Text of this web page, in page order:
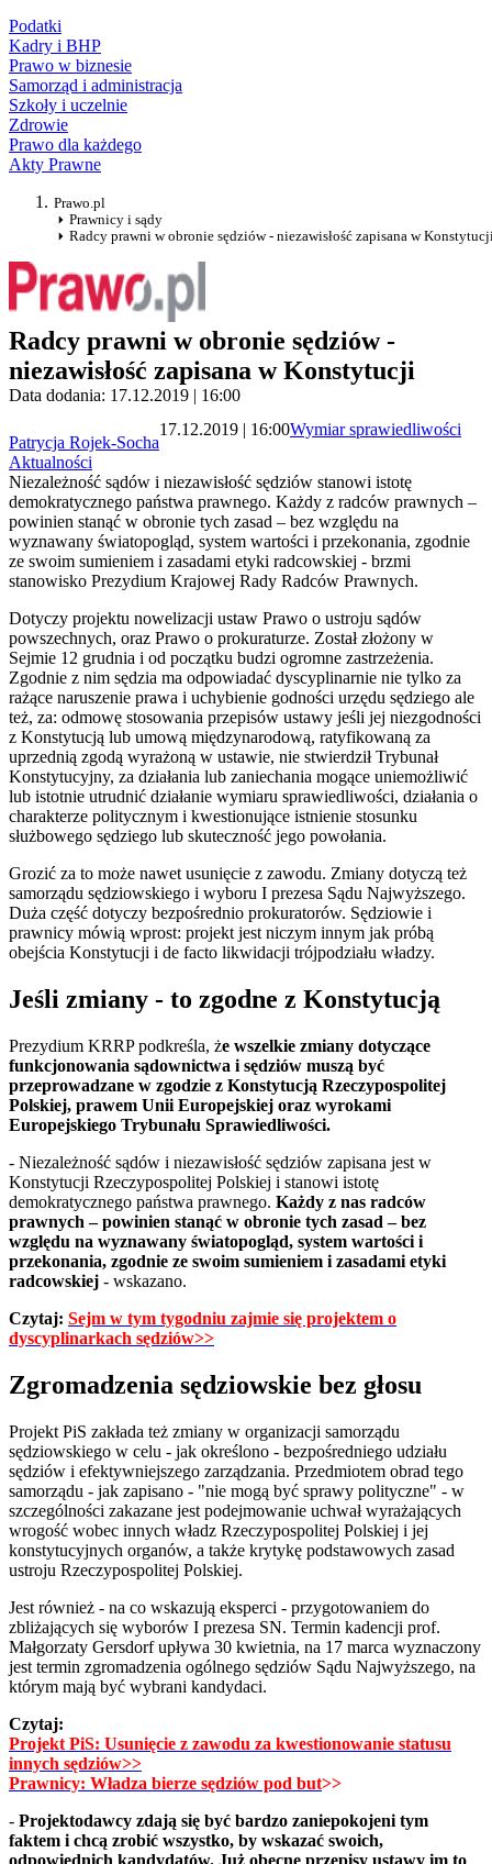
Podatki
Kadry i BHP
Prawo w biznesie
Samorząd i administracja
Szkoły i uczelnie
Zdrowie
Prawo dla każdego
Akty Prawne
Prawo.pl
Prawnicy i sądy
Radcy prawni w obronie sędziów - niezawisłość zapisana w
Radcy prawni w obronie sędziów -
niezawisłość zapisana w Konstytucji
Data dodania: 17.12.2019 | 16:00
Patrycja Rojek-Socha
17.12.2019 | 16:00Wymiar sprawiedliwości
Aktualności
Niezależność sądów i niezawisłość sędziów stanowi istotę
demokratycznego państwa prawnego. Każdy z radców prawnych –
powinien stanąć w obronie tych zasad – bez względu na
wyznawany światopogląd, system wartości i przekonania, zgodnie
ze swoim sumieniem i zasadami etyki radcowskiej - brzmi
stanowisko Prezydium Krajowej Rady Radców Prawnych.
Dotyczy projektu nowelizacji ustaw Prawo o ustroju sądów
powszechnych, oraz Prawo o prokuraturze. Został złożony w
Sejmie 12 grudnia i od początku budzi ogromne zastrzeżenia.
Zgodnie z nim sędzia ma odpowiadać dyscyplinarnie nie tylko za
rażące naruszenie prawa i uchybienie godności urzędu sędziego ale
też, za: odmowę stosowania przepisów ustawy jeśli jej niezgodności
z Konstytucją lub umową międzynarodową, ratyfikowaną za
uprzednią zgodą wyrażoną w ustawie, nie stwierdził Trybunał
Konstytucyjny, za działania lub zaniechania mogące uniemożliwić
lub istotnie utrudnić działanie wymiaru sprawiedliwości, działania o
charakterze politycznym i kwestionujące istnienie stosunku
służbowego sędziego lub skuteczność jego powołania.
Grozić za to może nawet usunięcie z zawodu. Zmiany dotyczą też
samorządu sędziowskiego i wyboru I prezesa Sądu Najwyższego.
Duża część dotyczy bezpośrednio prokuratorów. Sędziowie i
prawnicy mówią wprost: projekt jest niczym innym jak próbą
obejścia Konstytucji i de facto likwidacji trójpodziału władzy.
Jeśli zmiany - to zgodne z Konstytucją
Prezydium KRRP podkreśla, że wszelkie zmiany dotyczące
funkcjonowania sądownictwa i sędziów muszą być
przeprowadzane w zgodzie z Konstytucją Rzeczypospolitej
Polskiej, prawem Unii Europejskiej oraz wyrokami
Europejskiego Trybunału Sprawiedliwości.
- Niezależność sądów i niezawisłość sędziów zapisana jest w
Konstytucji Rzeczypospolitej Polskiej i stanowi istotę
demokratycznego państwa prawnego. Każdy z nas radców
prawnych – powinien stanąć w obronie tych zasad – bez
względu na wyznawany światopogląd, system wartości i
przekonania, zgodnie ze swoim sumieniem i zasadami etyki
radcowskiej - wskazano.
Czytaj: Sejm w tym tygodniu zajmie się projektem o
dyscyplinarkach sędziów>>
Zgromadzenia sędziowskie bez głosu
Projekt PiS zakłada też zmiany w organizacji samorządu
sędziowskiego w celu - jak określono - bezpośredniego udziału
sędziów i efektywniejszego zarządzania. Przedmiotem obrad tego
samorządu - jak zapisano - "nie mogą być sprawy polityczne" - w
szczególności zakazane jest podejmowanie uchwał wyrażających
wrogość wobec innych władz Rzeczypospolitej Polskiej i jej
konstytucyjnych organów, a także krytykę podstawowych zasad
ustroju Rzeczypospolitej Polskiej.
Jest również - na co wskazują eksperci - przygotowaniem do
zbliżających się wyborów I prezesa SN. Termin kadencji prof.
Małgorzaty Gersdorf upływa 30 kwietnia, na 17 marca wyznaczony
jest termin zgromadzenia ogólnego sędziów Sądu Najwyższego, na
którym mają być wybrani kandydaci.
Czytaj:
Projekt PiS: Usunięcie z zawodu za kwestionowanie statusu
innych sędziów>>
Prawnicy: Władza bierze sędziów pod but>>
- Projektodawcy zdają się być bardzo zaniepokojeni tym
faktem i chcą zrobić wszystko, by wskazać swoich,